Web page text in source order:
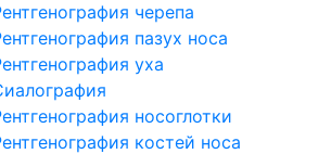
черепа
пазух носа
уха
носоглотки
костей носа